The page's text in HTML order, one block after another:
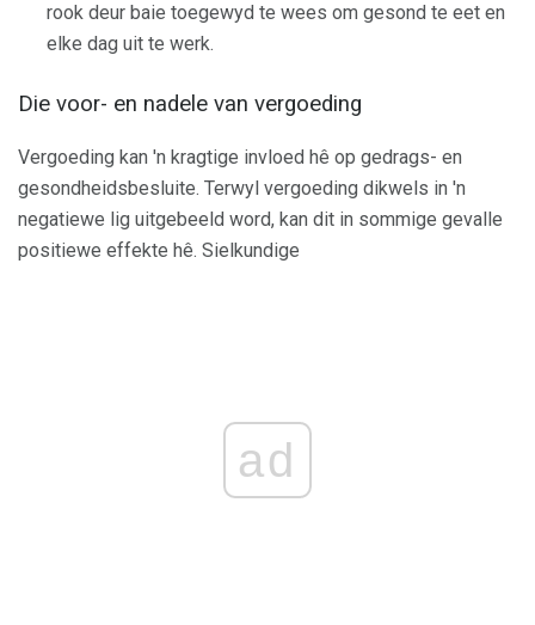
rook deur baie toegewyd te wees om gesond te eet en
elke dag uit te werk.
Die voor- en nadele van vergoeding
Vergoeding kan 'n kragtige invloed hê op gedrags- en
gesondheidsbesluite. Terwyl vergoeding dikwels in 'n
negatiewe lig uitgebeeld word, kan dit in sommige gevalle
positiewe effekte hê. Sielkundige
ad